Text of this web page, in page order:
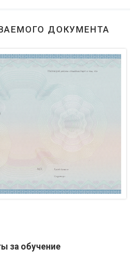
ДОКУМЕНТА
за обучение